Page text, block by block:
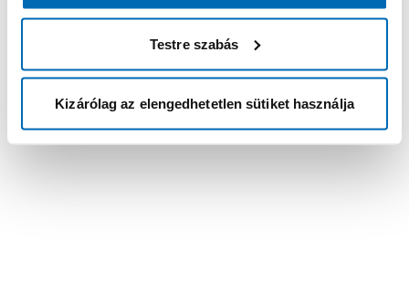
Testre szabás
Kizárólag az elengedhetetlen sütiket használja